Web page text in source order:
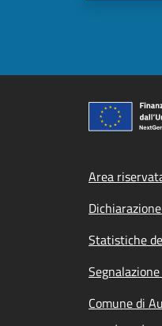
Area
Statistiche
Comune di